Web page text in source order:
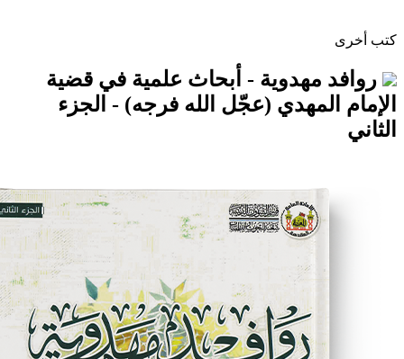
- أبحاث علمية في قضية
(عجّل الله فرجه) - الجزء